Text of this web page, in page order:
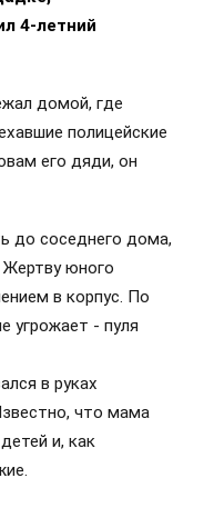
4-летний
домой, где
полицейские
его дяди, он
до соседнего дома,
юного
в корпус. По
угрожает - пуля
в руках
что мама
и, как